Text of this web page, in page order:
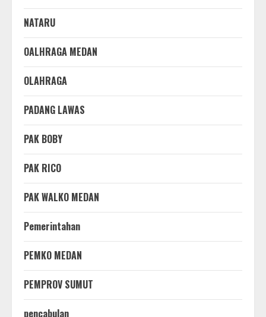
NATARU
OALHRAGA MEDAN
OLAHRAGA
PADANG LAWAS
PAK BOBY
PAK RICO
PAK WALKO MEDAN
Pemerintahan
PEMKO MEDAN
PEMPROV SUMUT
pencabulan